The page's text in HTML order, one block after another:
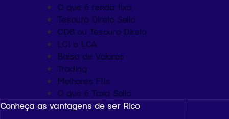
O que é renda fixa
Tesouro Direto Selic
CDB ou Tesouro Direto
LCI e LCA
Bolsa de Valores
Trading
Melhores FIIs
O que é Taxa Selic
Conheça as vantagens de ser Rico